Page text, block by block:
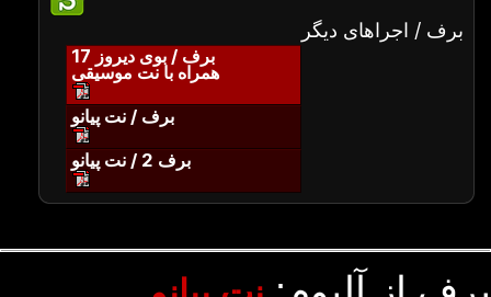
برف / اجراهای دیگر
برف / بوی دیروز 17
همراه با نت موسیقی
برف / نت پیانو
برف 2 / نت پیانو